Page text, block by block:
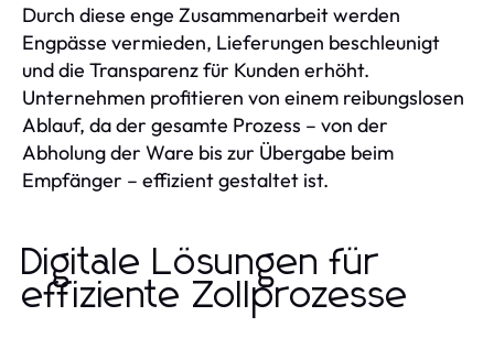
Durch diese enge Zusammenarbeit werden
Engpässe vermieden, Lieferungen beschleunigt
und die Transparenz für Kunden erhöht.
Unternehmen profitieren von einem reibungslosen
Ablauf, da der gesamte Prozess – von der
Abholung der Ware bis zur Übergabe beim
Empfänger – effizient gestaltet ist.
Digitale Lösungen für
effiziente Zollprozesse